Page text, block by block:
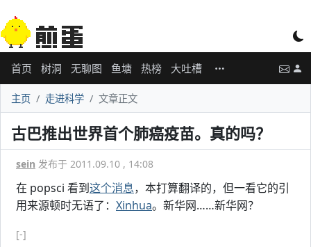
首页 树洞 无聊图 鱼塘 热榜 大吐槽
主页 走进科学 文章正文
古巴推出世界首个肺癌疫苗。真的吗？
sein 发布于 2011.09.10 , 14:08
在 popsci 看到这个消息，本打算翻译的，但一看它的引
用来源顿时无语了： Xinhua。新华网……新华网？
[-]